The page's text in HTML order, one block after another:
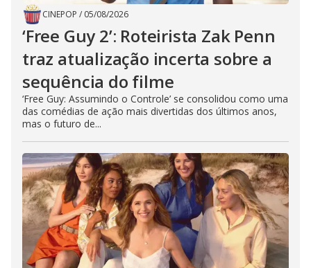
CINEPOP / 05/08/2026
‘Free Guy 2’: Roteirista Zak Penn
traz atualização incerta sobre a
sequência do filme
‘Free Guy: Assumindo o Controle’ se consolidou como uma
das comédias de ação mais divertidas dos últimos anos,
mas o futuro de...